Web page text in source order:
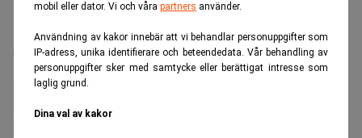
mobil eller dator. Vi och våra partners använder.
Användning av kakor innebär att vi behandlar personuppgifter som
IP-adress, unika identifierare och beteendedata. Vår behandling av
personuppgifter sker med samtycke eller berättigat intresse som
laglig grund.
Dina val av kakor
”Vi måste ta frågorna på allvar”, sade Jans på en
presskonferens där även president
Läs mer:
Schweizisk bank kollapsar efter USA:s beslut –
Realtid